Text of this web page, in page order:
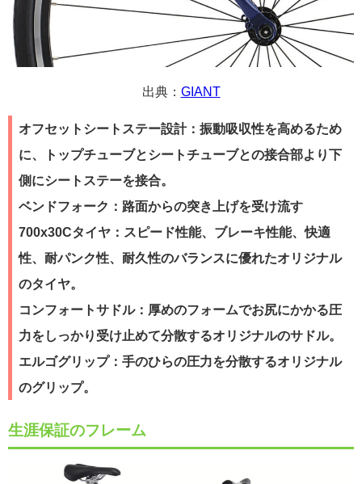
出典： GIANT
オフセットシートステー設計：振動吸収性を高めるため
に、トップチューブとシートチューブとの接合部より下
側にシートステーを接合。
ベンドフォーク：路面からの突き上げを受け流す
700x30Cタイヤ：スピード性能、ブレーキ性能、快適
性、耐パンク性、耐久性のバランスに優れたオリジナル
のタイヤ。
コンフォートサドル：厚めのフォームでお尻にかかる圧
力をしっかり受け止めて分散するオリジナルのサドル。
エルゴグリップ：手のひらの圧力を分散するオリジナル
のグリップ。
生涯保証のフレーム